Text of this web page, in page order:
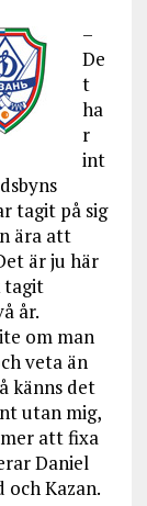
–
De
t
ha
r
int
tagit på sig
ära att
är ju här
tagit
år.
om man
veta än
känns det
utan mig,
att fixa
Daniel
Kazan.